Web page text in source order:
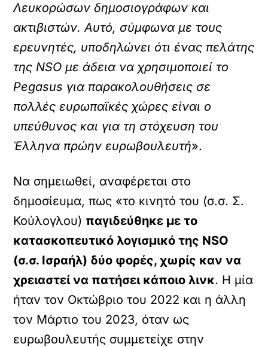
Λευκορώσων δημοσιογράφων και
ακτιβιστών. Αυτό, σύμφωνα με τους
ερευνητές, υποδηλώνει ότι ένας πελάτης
της NSO με άδεια να χρησιμοποιεί το
Pegasus για παρακολουθήσεις σε
πολλές ευρωπαϊκές χώρες είναι ο
υπεύθυνος και για τη στόχευση του
Έλληνα πρώην ευρωβουλευτή».
Να σημειωθεί, αναφέρεται στο
δημοσίευμα, πως «το κινητό του (σ.σ. Σ.
Κούλογλου) παγιδεύθηκε με το
κατασκοπευτικό λογισμικό της NSO
(σ.σ. Ισραήλ) δύο φορές, χωρίς καν να
χρειαστεί να πατήσει κάποιο λινκ. Η μία
ήταν τον Οκτώβριο του 2022 και η άλλη
τον Μάρτιο του 2023, όταν ως
ευρωβουλευτής συμμετείχε στην